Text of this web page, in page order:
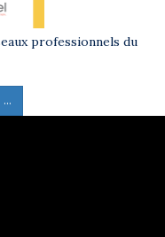
professionnels du